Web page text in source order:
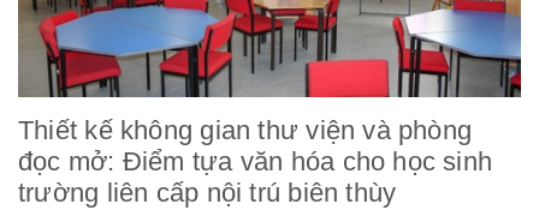
Thiết kế không gian thư viện và phòng
đọc mở: Điểm tựa văn hóa cho học sinh
trường liên cấp nội trú biên thùy